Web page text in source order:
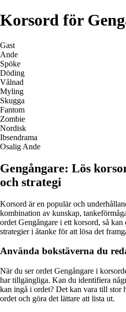
Korsord för
Gast
Ande
Spöke
Döding
Vålnad
Myling
Skugga
Fantom
Zombie
Nordisk
Ibsendrama
Osalig Ande
Gengångare: Lös
och strategi
Korsord är en populär och
kombination av kunskap,
ordet Gengångare i ett korsord, så
strategier i åtanke för att lösa det
Använda bokstäverna du
När du ser ordet Gengångare i
har tillgängliga. Kan du identifiera
kan ingå i ordet? Det kan vara till stor
ordet och göra det lättare att lista ut.